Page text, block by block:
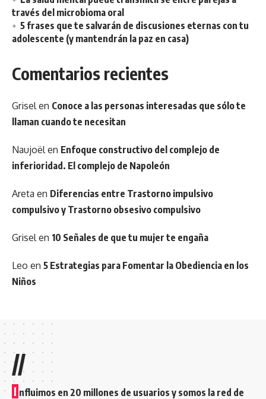
través del microbioma oral
5 frases que te salvarán de discusiones eternas con tu
adolescente (y mantendrán la paz en casa)
Comentarios recientes
Grisel en Conoce a las personas interesadas que sólo te
llaman cuando te necesitan
Naujoël en Enfoque constructivo del complejo de
inferioridad. El complejo de Napoleón
Areta en Diferencias entre Trastorno impulsivo
compulsivo y Trastorno obsesivo compulsivo
Grisel en 10 Señales de que tu mujer te engaña
Leo en 5 Estrategias para Fomentar la Obediencia en los
Niños
//
I nfluimos en 20 millones de usuarios y somos la red de